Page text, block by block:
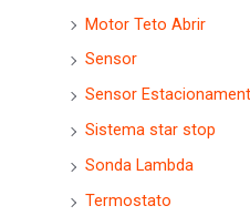
Motor Teto Abrir
Sensor
Sensor
Sistema star stop
Sonda Lambda
Termostato